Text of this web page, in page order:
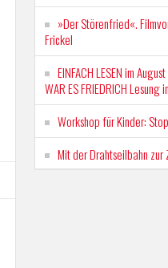
»Der Störenfried«.
Frickel
EINFACH LESEN im
WAR ES FRIEDRICH
Workshop für Kinder:
Mit der Drahtseilbahn zur